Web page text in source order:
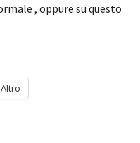
, oppure su questo
Altro